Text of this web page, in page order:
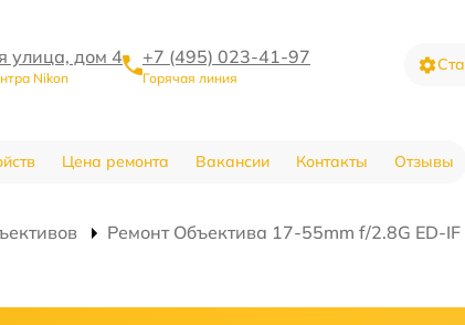
улица, дом 4
Nikon
+7 (495) 023-41-97
Горячая линия
Цена ремонта Вакансии Контакты Отзывы
Ремонт Объектива 17-55mm f/2.8G ED-